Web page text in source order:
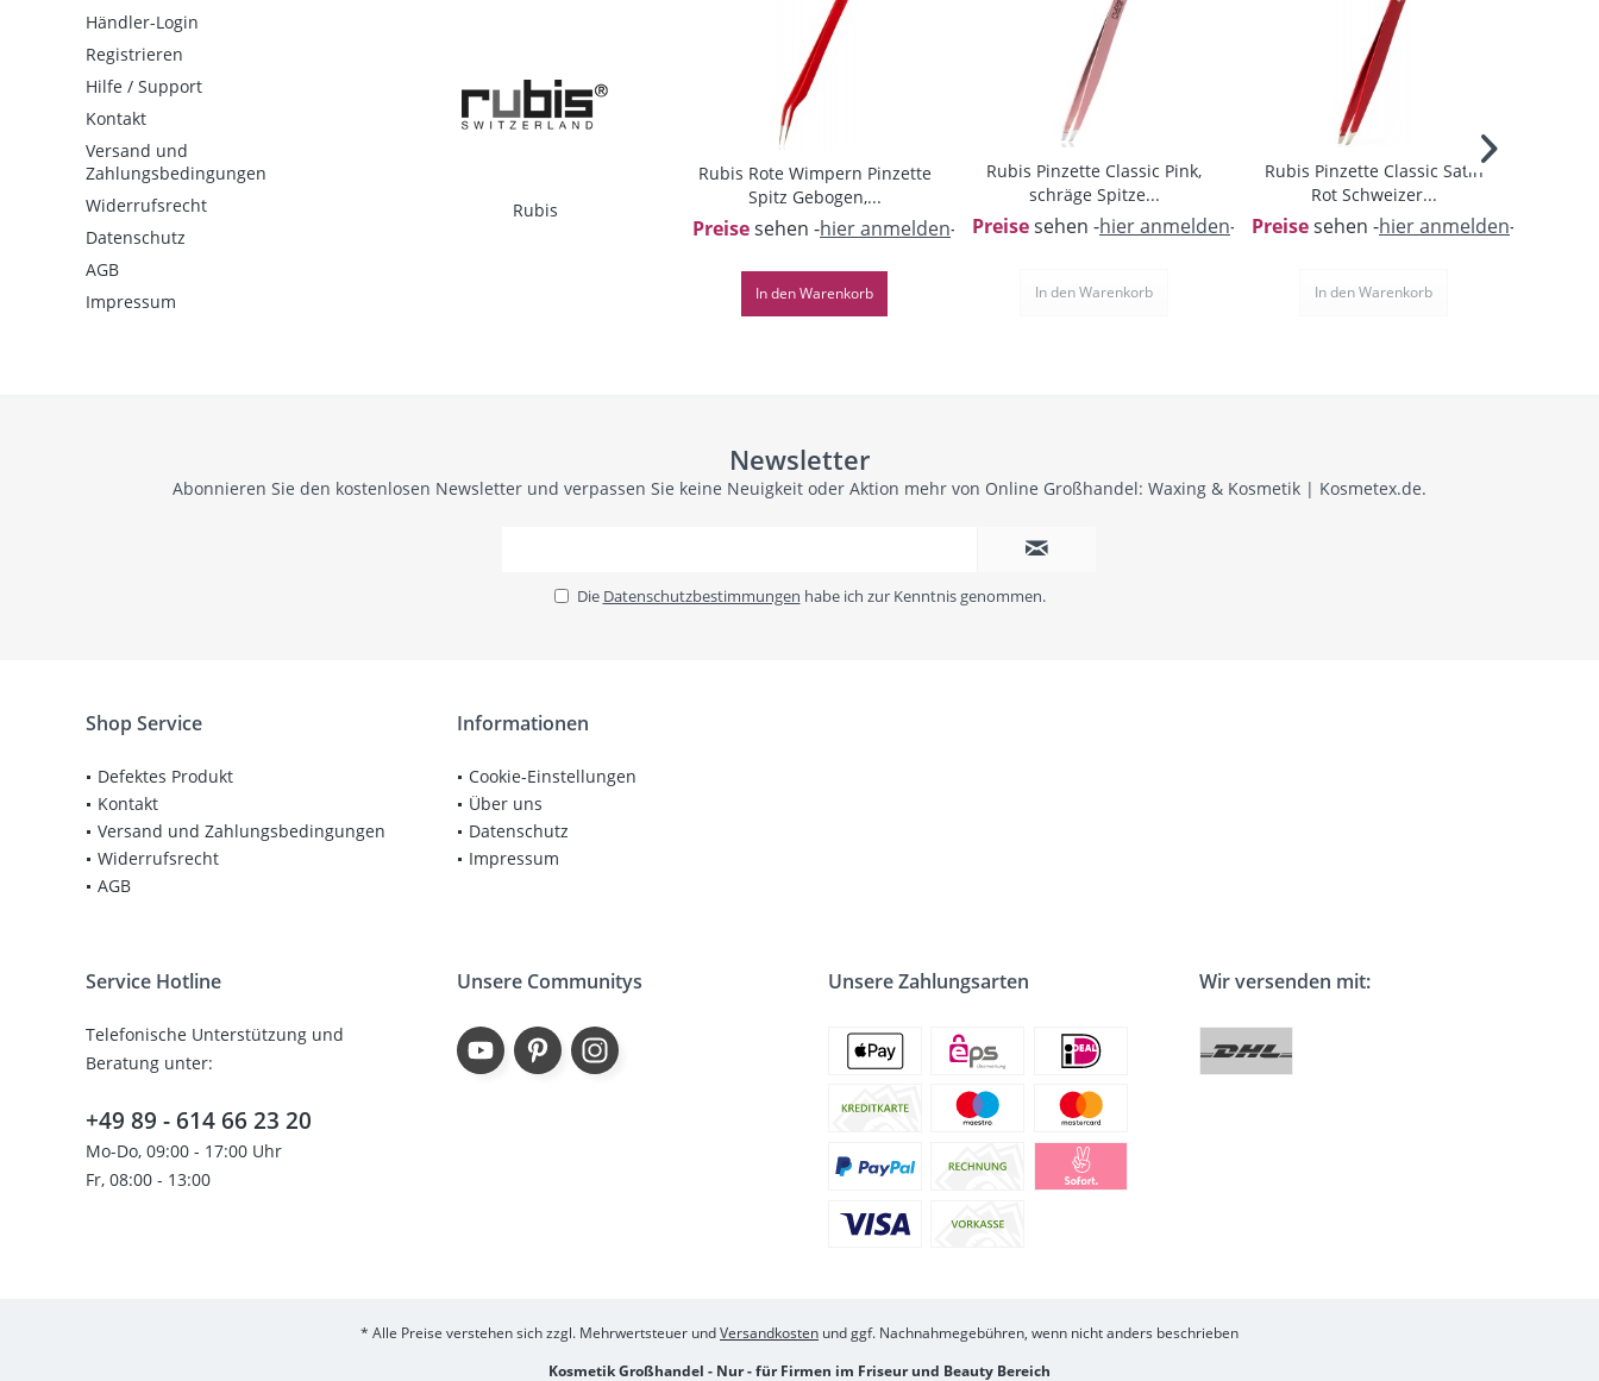
Händler-Login
Registrieren
Hilfe / Support
Kontakt
Versand und
Zahlungsbedingungen
Widerrufsrecht
Datenschutz
AGB
Impressum
Rubis
Rubis Rote Wimpern Pinzette
Spitz Gebogen,...
Preisesehen -hier anmelden-
In denWarenkorb
Rubis Pinzette Classic Pink,
schräge Spitze...
Preisesehen -hier anmelden-
In denWarenkorb
Rubis Pinzette Classic Satin
Rot Schweizer...
Preisesehen -hier anmelden-
In denWarenkorb
Newsletter
Abonnieren Sie den kostenlosen Newsletter und verpassen Sie keine Neuigkeit oder Aktion mehr von Online Großhandel: Waxing & Kosmetik | Kosmetex.de.
Die Datenschutzbestimmungen habe ich zur Kenntnis genommen.
Shop Service
Defektes Produkt
Kontakt
Versand und Zahlungsbedingungen
Widerrufsrecht
AGB
Informationen
Cookie-Einstellungen
Über uns
Datenschutz
Impressum
Service Hotline
Telefonische Unterstützung und
Beratung unter:
+49 89 - 614 66 23 20
Mo-Do, 09:00 - 17:00 Uhr
Fr, 08:00 - 13:00
Unsere Communitys Unsere Zahlungsarten Wir versenden mit:
* Alle Preise verstehen sich zzgl. Mehrwertsteuer undVersandkosten und ggf. Nachnahmegebühren, wenn nicht anders beschrieben
Kosmetik Großhandel - Nur - für Firmen im Friseur und Beauty Bereich